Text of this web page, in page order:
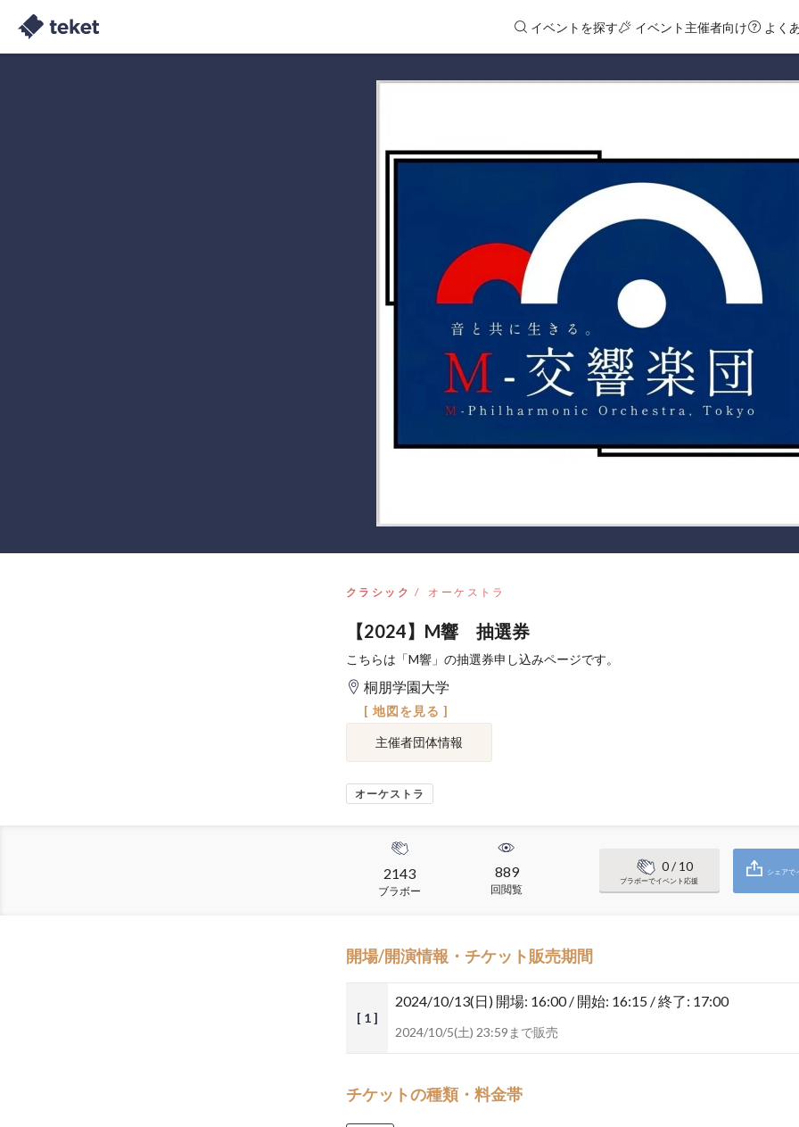
イベントを探す イベント主催者向け よく
クラシック オーケストラ
【2024】M響 抽選券
こちらは「M響」の抽選券申し込みページです。
桐朋学園大学
[ 地図を見る ]
主催者団体情報
オーケストラ
2143
ブラボー
889
回閲覧
0/ 10
ブラボーでイベント応援
シェアで
開場/開演情報・チケット販売期間
[ 1 ]
2024/10/13(日) 開場: 16:00 / 開始: 16:15 / 終了: 17:00
2024/10/5(土) 23:59まで販売
チケットの種類・料金帯